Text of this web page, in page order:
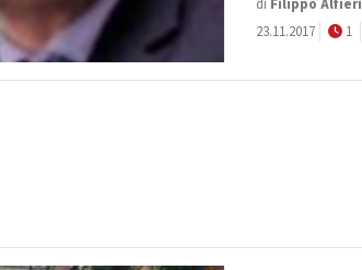
di Filippo Alfieri
23.11.2017
1